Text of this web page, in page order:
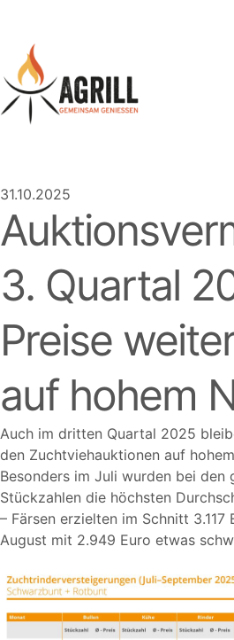
31.10.2025
3. Quartal
Preise
auf hohem
Auch im dritten Quartal 2025
den Zuchtviehauktionen auf
Besonders im Juli wurden bei den
Stückzahlen die höchsten
– Färsen erzielten im Schnitt 3.117
August mit 2.949 Euro etwas